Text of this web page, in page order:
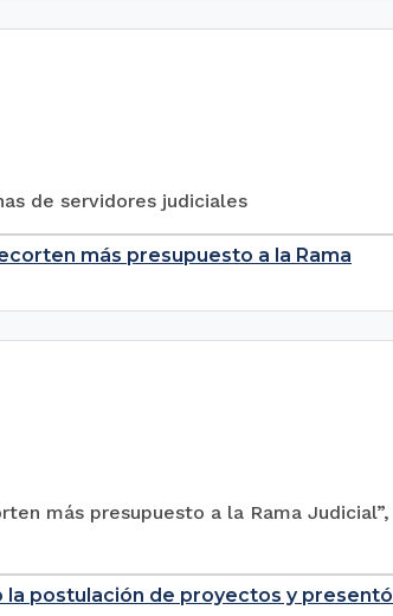
de servidores judiciales
más presupuesto a la Rama
más presupuesto a la Rama Judicial”,
la postulación de proyectos y presentó